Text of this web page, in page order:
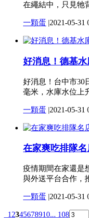
在繩結中，只見牠
一顆蛋 |2021-05-31
好消息！德基
好消息！台中市30
毫米，水庫水位上
一顆蛋 |2021-05-31
在家爽吃排隊
疫情期間在家還是
與外送平台合作，
一顆蛋 |2021-05-31
1 2345678910... 108